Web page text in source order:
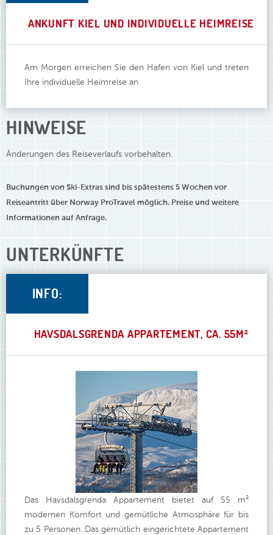
ANKUNFT KIEL UND INDIVIDUELLE HEIMREISE
Am Morgen erreichen Sie den Hafen von Kiel und treten
Ihre individuelle Heimreise an
HINWEISE
Änderungen des Reiseverlaufs vorbehalten.
Buchungen von Ski-Extras sind bis spätestens 5 Wochen vor
Reiseantritt über Norway ProTravel möglich. Preise und weitere
Informationen auf Anfrage.
UNTERKÜNFTE
INFO:
HAVSDALSGRENDA APPARTEMENT, CA. 55M²
Das Havsdalsgrenda Appartement bietet auf 55 m²
modernen Komfort und gemütliche Atmosphäre für bis
zu 5 Personen. Das gemütlich eingerichtete Appartement